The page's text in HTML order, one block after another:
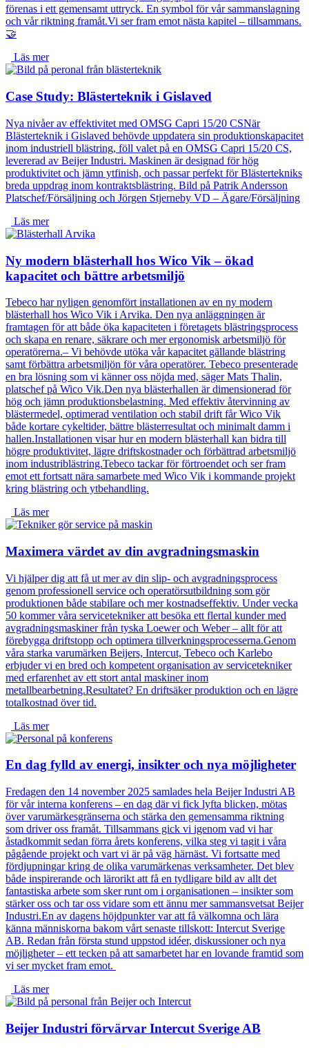
förenas i ett gemensamt uttryck. En symbol för vår sammanslagning
och vår riktning framåt.Vi ser fram emot nästa kapitel – tillsammans.
🤝
Läs mer
Case Study: Blästerteknik i Gislaved
Nya nivåer av effektivitet med OMSG Capri 15/20 CSNär
Blästerteknik i Gislaved behövde uppdatera sin produktionskapacitet
inom industriell blästring, föll valet på en OMSG Capri 15/20 CS,
levererad av Beijer Industri. Maskinen är designad för hög
produktivitet och jämn ytfinish, och passar perfekt för Blästertekniks
breda uppdrag inom kontraktsblästring. Bild på Patrik Andersson
Platschef/Försäljning och Jörgen Stjerneby VD – Ägare/Försäljning
Läs mer
Ny modern blästerhall hos Wico Vik – ökad
kapacitet och bättre arbetsmiljö
Tebeco har nyligen genomfört installationen av en ny modern
blästerhall hos Wico Vik i Arvika. Den nya anläggningen är
framtagen för att både öka kapaciteten i företagets blästringsprocess
och skapa en renare, säkrare och mer ergonomisk arbetsmiljö för
operatörerna.– Vi behövde utöka vår kapacitet gällande blästring
samt förbättra arbetsmiljön för våra operatörer. Tebeco presenterade
en bra lösning som vi känner oss nöjda med, säger Mats Thalin,
platschef på Wico Vik.Den nya blästerhallen är dimensionerad för
hög och jämn produktionsbelastning. Med effektiv återvinning av
blästermedel, optimerad ventilation och stabil drift får Wico Vik
både kortare cykeltider, bättre blästerresultat och minimalt damm i
hallen.Installationen visar hur en modern blästerhall kan bidra till
högre produktivitet, lägre driftskostnader och förbättrad arbetsmiljö
inom industriblästring.Tebeco tackar för förtroendet och ser fram
emot ett fortsatt nära samarbete med Wico Vik i kommande projekt
kring blästring och ytbehandling.
Läs mer
Maximera värdet av din avgradningsmaskin
Vi hjälper dig att få ut mer av din slip- och avgradningsprocess
genom professionell service och operatörsutbildning som gör
produktionen både stabilare och mer kostnadseffektiv. Under vecka
50 kommer våra servicetekniker att besöka ett flertal kunder med
avgradningsmaskiner från tyska Loewer och Weber – allt för att
förebygga driftstopp och optimera tillverkningsprocesserna.Genom
våra starka varumärken Beijers, Intercut, Tebeco och Karlebo
erbjuder vi en bred och kompetent organisation av servicetekniker
med erfarenhet av ett stort antal maskiner inom
metallbearbetning.Resultatet? En driftsäker produktion och en lägre
totalkostnad över tid.
Läs mer
En dag fylld av energi, insikter och nya möjligheter
Fredagen den 14 november 2025 samlades hela Beijer Industri AB
för vår interna konferens – en dag där vi fick lyfta blicken, mötas
över varumärkesgränserna och stärka den gemensamma riktning
som driver oss framåt. Tillsammans gick vi igenom vad vi har
åstadkommit sedan förra årets konferens, vilka steg vi tagit i våra
pågående projekt och vart vi är på väg härnäst. Vi fortsatte med
fördjupningar kring de olika varumärkenas verksamheter. Det blev
både inspirerande och lärorikt att få en tydligare bild av allt det
fantastiska arbete som sker runt om i organisationen – insikter som
stärker oss och tar oss vidare som ett ännu mer sammansvetsat Beijer
Industri.En av dagens höjdpunkter var att få välkomna och lära
känna människorna bakom vårt senaste tillskott: Intercut Sverige
AB. Redan från första stund uppstod idéer, diskussioner och nya
möjligheter – ett tecken på att samarbetet har en lovande framtid som
vi ser mycket fram emot.
Läs mer
Beijer Industri förvärvar Intercut Sverige AB